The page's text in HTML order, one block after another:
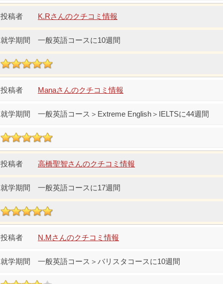
K.Rさんのクチコミ情報
一般英語コースに10週間
Manaさんのクチコミ情報
一般英語コース＞Extreme English＞IELTSに44週間
高橋聖智さんのクチコミ情報
一般英語コースに17週間
N.Mさんのクチコミ情報
一般英語コース＞バリスタコースに10週間